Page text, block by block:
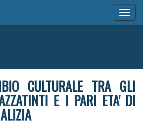
CULTURALE TRA GLI
E I PARI ETA' DI